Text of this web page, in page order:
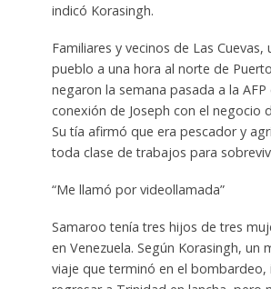
indicó Korasingh.
Familiares y vecinos de Las Cuevas,
pueblo a una hora al norte de
negaron la semana pasada a la AFP
conexión de Joseph con el negocio
Su tía afirmó que era pescador y
toda clase de trabajos para
“Me llamó por videollamada”
Samaroo tenía tres hijos de tres
en Venezuela. Según Korasingh, un
viaje que terminó en el bombardeo,